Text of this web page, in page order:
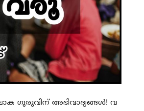
ലോക ഗുരുവിന് അഭിവാദ്യങ്ങൾ! വ